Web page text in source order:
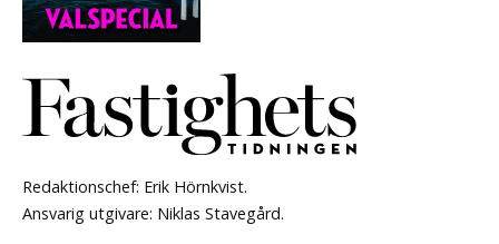
Redaktionschef: Erik Hörnkvist.
Ansvarig utgivare: Niklas Stavegård.